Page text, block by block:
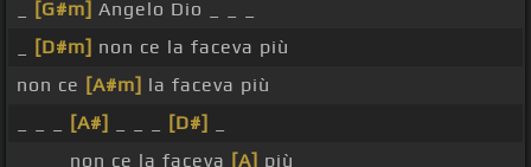
[G#m] Angelo Dio _ _ _
[D#m] non ce la faceva più
non ce [A#m] la faceva più
[A#] [D#]
_ _ _ non ce la faceva [A] più